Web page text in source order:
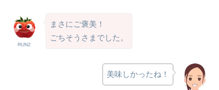
RUN2
まさにご褒美！
ごちそうさまでした。
美味しかったね！